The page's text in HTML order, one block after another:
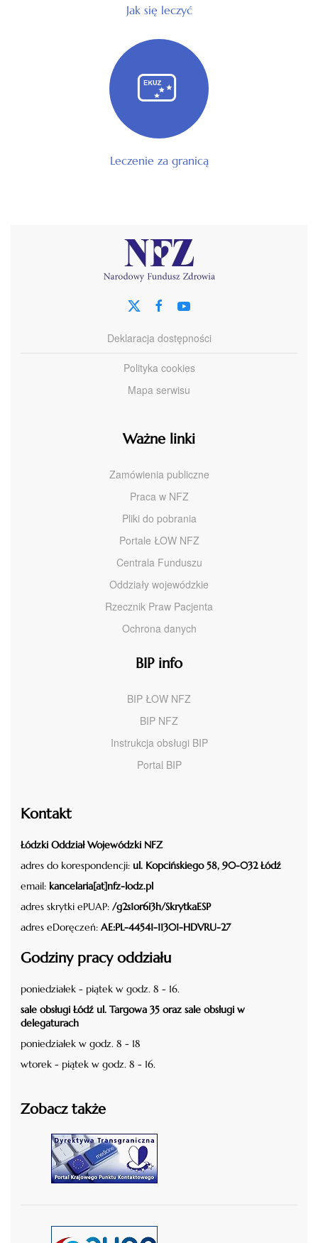
Jak się leczyć
Leczenie za granicą
Deklaracja dostępności
Polityka cookies
Mapa serwisu
Ważne linki
Zamówienia publiczne
Praca w NFZ
Pliki do pobrania
Portale ŁOW NFZ
Centrala Funduszu
Oddziały wojewódzkie
Rzecznik Praw Pacjenta
Ochrona danych
BIP info
BIP ŁOW NFZ
BIP NFZ
Instrukcja obsługi BIP
Portal BIP
Kontakt
Łódzki Oddział Wojewódzki NFZ
adres do korespondencji: ul. Kopcińskiego 58, 90-032 Łódź
email: kancelaria[at]nfz-lodz.pl
adres skrytki ePUAP: /g2s1or6i3h/SkrytkaESP
adres eDoręczeń: AE:PL-44541-11301-HDVRU-27
Godziny pracy oddziału
poniedziałek - piątek w godz. 8 - 16.
sale obsługi Łódź ul. Targowa 35 oraz sale obsługi w
delegaturach
poniedziałek w godz. 8 - 18
wtorek - piątek w godz. 8 - 16.
Zobacz także
czytaj więcej